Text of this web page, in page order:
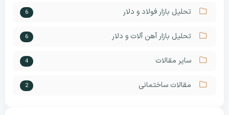
تحلیل بازار فولاد و دلار 6
تحلیل بازار آهن آلات و دلار 6
سایر مقالات 4
مقالات ساختمانی 2